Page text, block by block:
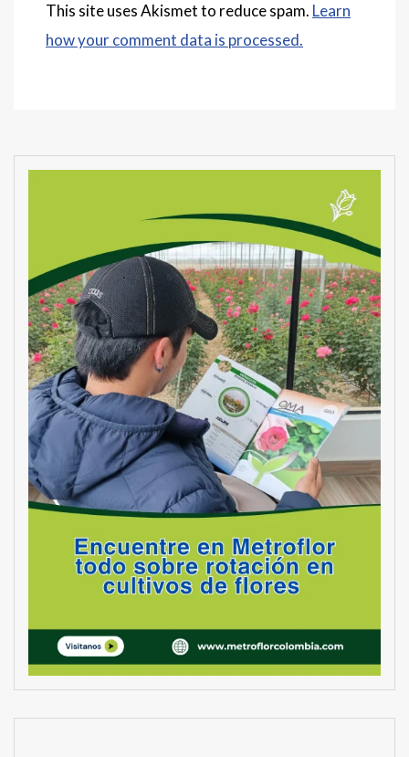
This site uses Akismet to reduce spam. Learn
how your comment data is processed.